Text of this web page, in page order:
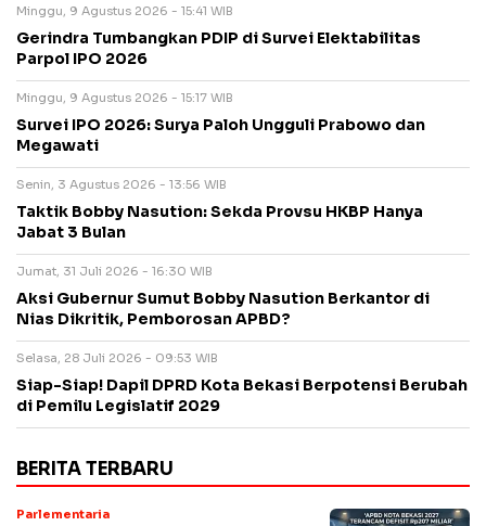
Minggu, 9 Agustus 2026 - 15:41 WIB
Gerindra Tumbangkan PDIP di Survei Elektabilitas
Parpol IPO 2026
Minggu, 9 Agustus 2026 - 15:17 WIB
Survei IPO 2026: Surya Paloh Ungguli Prabowo dan
Megawati
Senin, 3 Agustus 2026 - 13:56 WIB
Taktik Bobby Nasution: Sekda Provsu HKBP Hanya
Jabat 3 Bulan
Jumat, 31 Juli 2026 - 16:30 WIB
Aksi Gubernur Sumut Bobby Nasution Berkantor di
Nias Dikritik, Pemborosan APBD?
Selasa, 28 Juli 2026 - 09:53 WIB
Siap-Siap! Dapil DPRD Kota Bekasi Berpotensi Berubah
di Pemilu Legislatif 2029
BERITA TERBARU
Parlementaria